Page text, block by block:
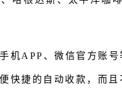
机APP、微信官方账
快捷的自动收款，而